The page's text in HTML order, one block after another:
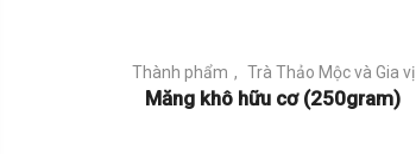
Thành phẩm Trà Thảo Mộc và Gia vị
Măng khô hữu cơ (250gram)